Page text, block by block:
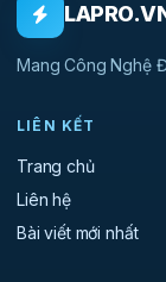
Mang Công Nghệ
LIÊN KẾT
Trang chủ
Liên hệ
Bài viết mới nhất